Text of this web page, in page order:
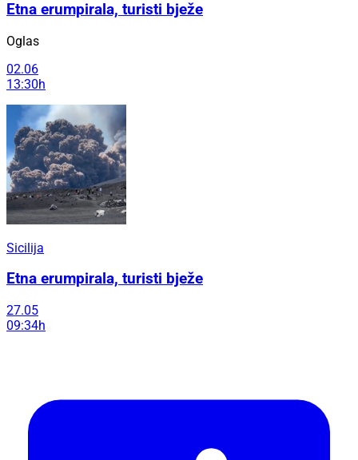
Etna erumpirala, turisti bježe
Oglas
02.06
13:30h
Sicilija
Etna erumpirala, turisti bježe
27.05
09:34h